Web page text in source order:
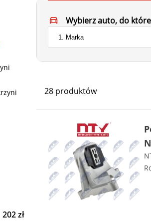
202 zł
Wybierz auto, do
28 produktów